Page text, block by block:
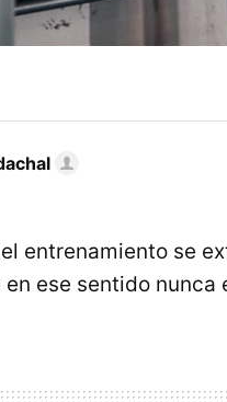
entrenamiento se
en ese sentido